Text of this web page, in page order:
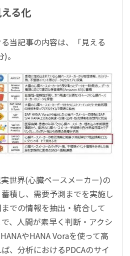
る化
当記事の内容は、「見える
。
世界(心臓ペースメーカー)の
積し、需要予測までを実施し
での情報を抽出・統合して
、人間が素早く判断・アクシ
やHANA Voraを使って高
、分析におけるPDCAのサイ